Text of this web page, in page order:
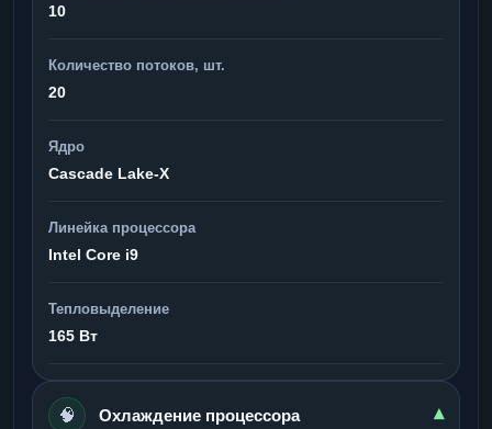
10
Количество потоков, шт.
20
Ядро
Cascade Lake-X
Линейка процессора
Intel Core i9
Тепловыделение
165 Вт
🧠 Охлаждение процессора ▾